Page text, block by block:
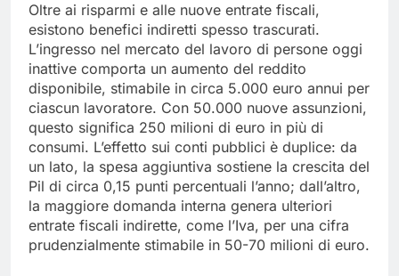
Oltre ai risparmi e alle nuove entrate fiscali,
esistono benefici indiretti spesso trascurati.
L’ingresso nel mercato del lavoro di persone oggi
inattive comporta un aumento del reddito
disponibile, stimabile in circa 5.000 euro annui per
ciascun lavoratore. Con 50.000 nuove assunzioni,
questo significa 250 milioni di euro in più di
consumi. L’effetto sui conti pubblici è duplice: da
un lato, la spesa aggiuntiva sostiene la crescita del
Pil di circa 0,15 punti percentuali l’anno; dall’altro,
la maggiore domanda interna genera ulteriori
entrate fiscali indirette, come l’Iva, per una cifra
prudenzialmente stimabile in 50-70 milioni di euro.